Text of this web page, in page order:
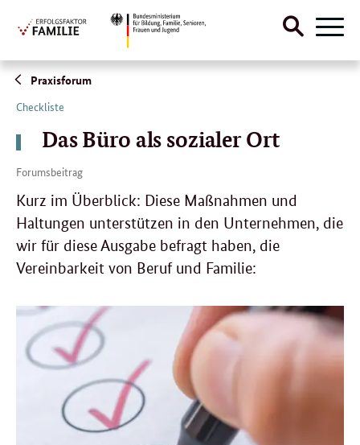
Direktlink:
Suche
Praxisforum
Checkliste
Das Büro als sozialer Ort
Forumsbeitrag
Kurz im Überblick: Diese Maßnahmen und
Haltungen unterstützen in den Unternehmen, die
wir für diese Ausgabe befragt haben, die
Vereinbarkeit von Beruf und Familie: